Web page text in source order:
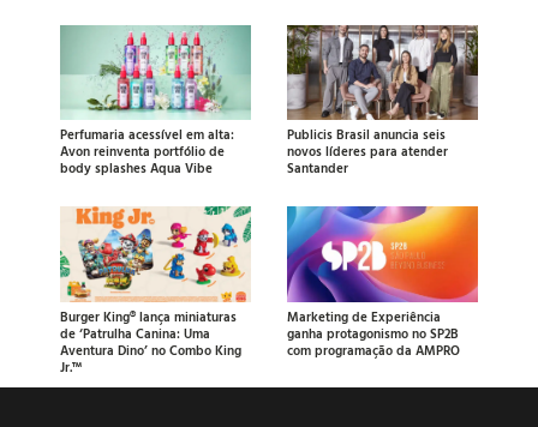
Perfumaria acessível em alta:
Avon reinventa portfólio de
body splashes Aqua Vibe
Publicis Brasil anuncia seis
novos líderes para atender
Santander
Burger King® lança miniaturas
de ‘Patrulha Canina: Uma
Aventura Dino’ no Combo King
Jr.™
Marketing de Experiência
ganha protagonismo no SP2B
com programação da AMPRO